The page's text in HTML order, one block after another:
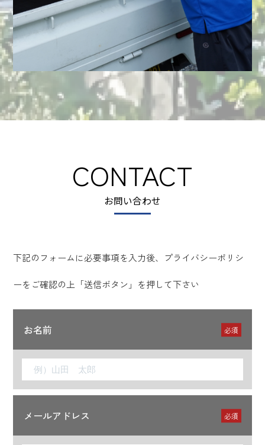
CONTACT
お問い合わせ
下記のフォームに必要事項を入力後、プライバシーポリシ
ーをご確認の上「送信ボタン」を押して下さい
お名前 必須
メールアドレス 必須